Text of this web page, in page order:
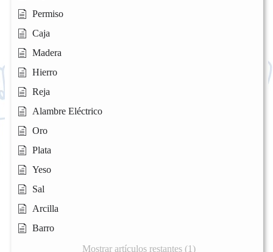
Permiso
Caja
Madera
Hierro
Reja
Alambre Eléctrico
Oro
Plata
Yeso
Sal
Arcilla
Barro
Mostrar artículos restantes (1)